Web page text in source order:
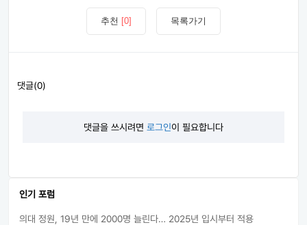
추천 [0] 목록가기
댓글(0)
댓글을 쓰시려면 로그인이 필요합니다
인기 포럼
의대 정원, 19년 만에 2000명 늘린다… 2025년 입시부터 적용